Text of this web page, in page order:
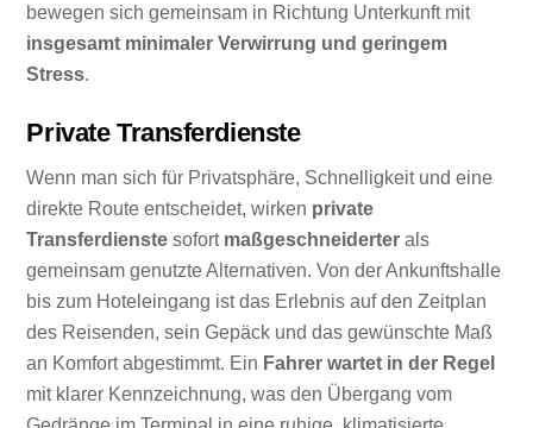
bewegen sich gemeinsam in Richtung Unterkunft mit
insgesamt minimaler Verwirrung und geringem
Stress.
Private Transferdienste
Wenn man sich für Privatsphäre, Schnelligkeit und eine
direkte Route entscheidet, wirken private
Transferdienste sofort maßgeschneiderter als
gemeinsam genutzte Alternativen. Von der Ankunftshalle
bis zum Hoteleingang ist das Erlebnis auf den Zeitplan
des Reisenden, sein Gepäck und das gewünschte Maß
an Komfort abgestimmt. Ein Fahrer wartet in der Regel
mit klarer Kennzeichnung, was den Übergang vom